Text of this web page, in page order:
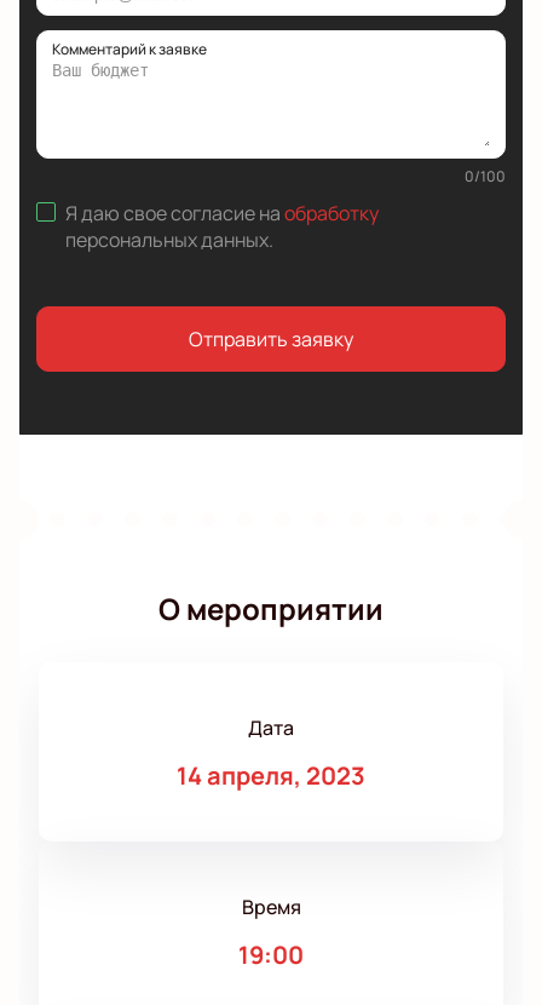
Комментарий к заявке
0/100
Я даю свое согласие наобработку
персональных данных.
Отправить заявку
О мероприятии
Дата
14 апреля, 2023
Время
19:00